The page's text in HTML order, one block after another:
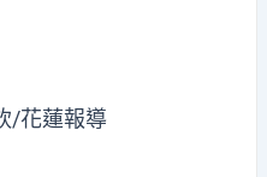
/花蓮報導